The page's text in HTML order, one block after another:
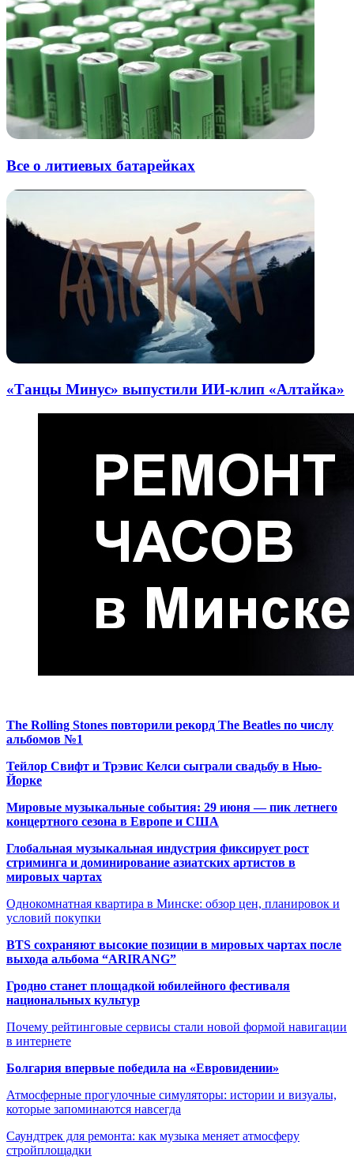
Все о литиевых батарейках
«Танцы Минус» выпустили ИИ-клип «Алтайка»
The Rolling Stones повторили рекорд The Beatles по числу
альбомов №1
Тейлор Свифт и Трэвис Келси сыграли свадьбу в Нью-
Йорке
Мировые музыкальные события: 29 июня — пик летнего
концертного сезона в Европе и США
Глобальная музыкальная индустрия фиксирует рост
стриминга и доминирование азиатских артистов в
мировых чартах
Однокомнатная квартира в Минске: обзор цен, планировок и
условий покупки
BTS сохраняют высокие позиции в мировых чартах после
выхода альбома “ARIRANG”
Гродно станет площадкой юбилейного фестиваля
национальных культур
Почему рейтинговые сервисы стали новой формой навигации
в интернете
Болгария впервые победила на «Евровидении»
Атмосферные прогулочные симуляторы: истории и визуалы,
которые запоминаются навсегда
Саундтрек для ремонта: как музыка меняет атмосферу
стройплощадки